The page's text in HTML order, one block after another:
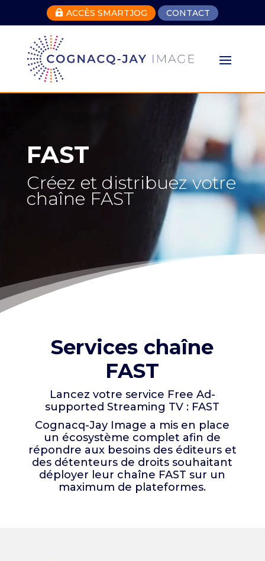
 ACCÈS SMARTJOG CONTACT
FAST
Créez et distribuez votre
chaîne FAST
Services chaîne
FAST
Lancez votre service Free Ad-
supported Streaming TV : FAST
Cognacq-Jay Image a mis en place
un écosystème complet afin de
répondre aux besoins des éditeurs et
des détenteurs de droits souhaitant
déployer leur chaîne FAST sur un
maximum de plateformes.